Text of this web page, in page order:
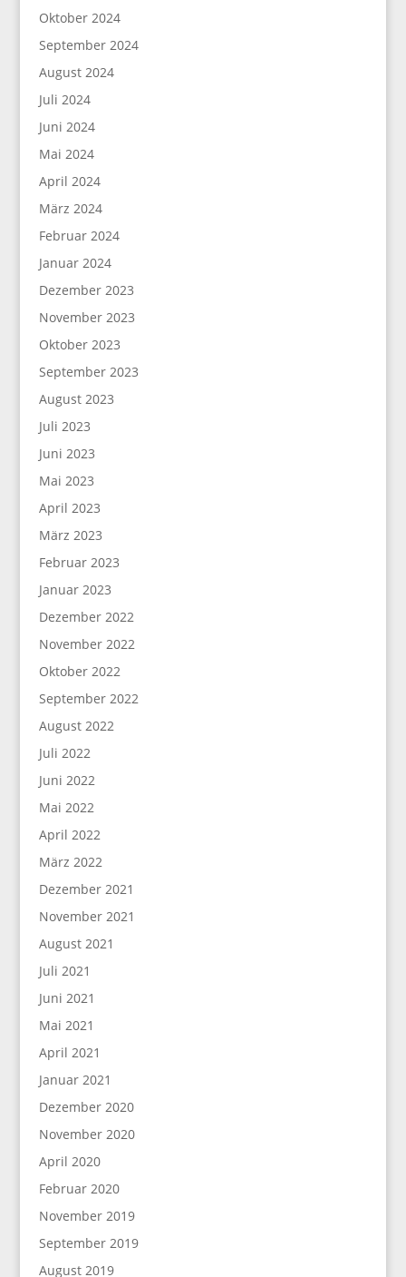
Oktober 2024
September 2024
August 2024
Juli 2024
Juni 2024
Mai 2024
April 2024
März 2024
Februar 2024
Januar 2024
Dezember 2023
November 2023
Oktober 2023
September 2023
August 2023
Juli 2023
Juni 2023
Mai 2023
April 2023
März 2023
Februar 2023
Januar 2023
Dezember 2022
November 2022
Oktober 2022
September 2022
August 2022
Juli 2022
Juni 2022
Mai 2022
April 2022
März 2022
Dezember 2021
November 2021
August 2021
Juli 2021
Juni 2021
Mai 2021
April 2021
Januar 2021
Dezember 2020
November 2020
April 2020
Februar 2020
November 2019
September 2019
August 2019